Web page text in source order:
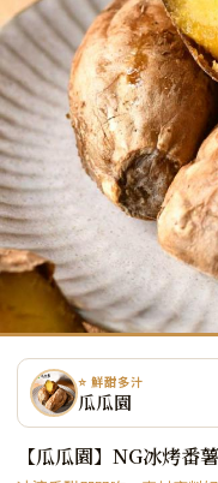
⭐ 鮮甜多汁
瓜瓜園
【瓜瓜園】NG冰烤番